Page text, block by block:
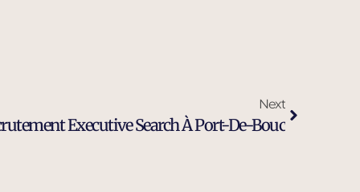
Next
Executive Search À Port-De-Bouc